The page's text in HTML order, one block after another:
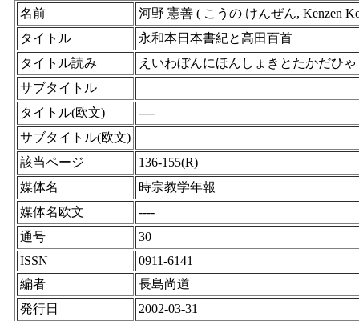
名前
河野 憲善 ( こうの けんぜん, Kenzen
タイトル
永和本日本書紀と高田百首
タイトル読み
えいわぼんにほんしょきとたかだひ
サブタイトル
タイトル(欧文)
----
サブタイトル(欧文)
該当ページ
136-155(R)
媒体名
時宗教学年報
媒体名欧文
----
通号
30
ISSN
0911-6141
編者
長島尚道
発行日
2002-03-31